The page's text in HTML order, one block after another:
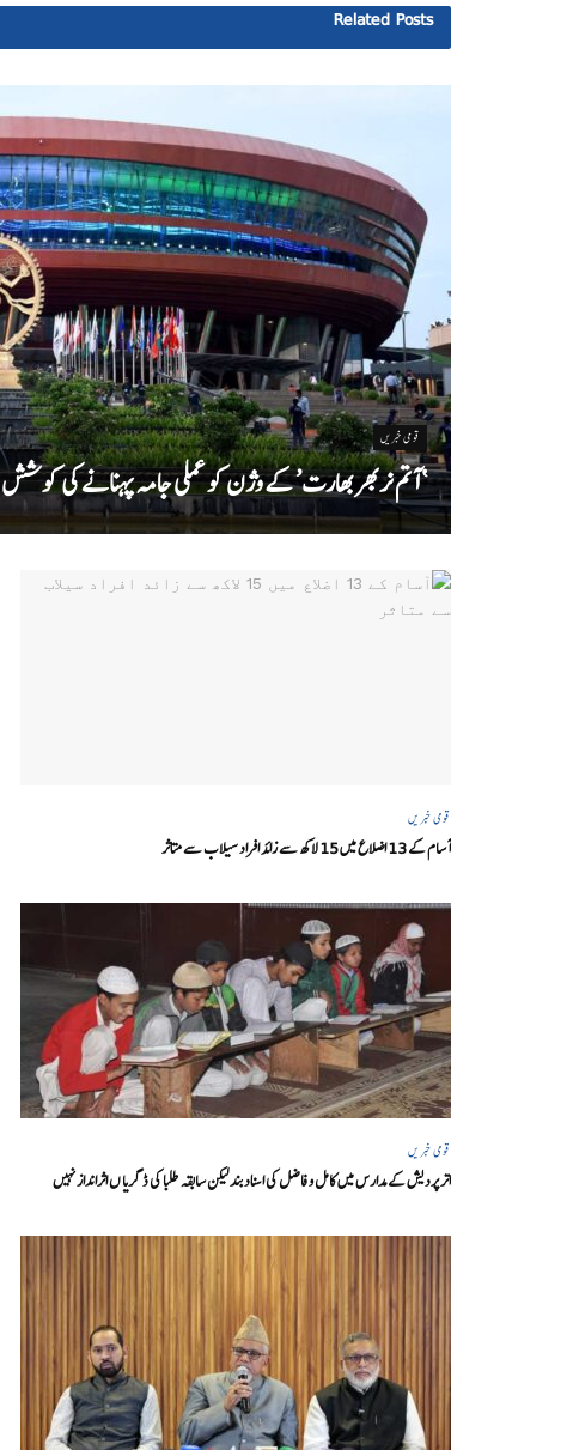
Related Posts
قومی خبریں
‘ آتم نربھر بھارت’ کے وژن کو عملی جامہ پہنانے کی کوشش
قومی خبریں
آسام کے 13 اضلاع میں 15 لاکھ سے زائد افراد سیلاب سے متاثر
قومی خبریں
اتر پردیش کےمدارس میں کامل و فاضل کی اسناد بند لیکن سابقہ طلبا کی ڈگریا ں اثرانداز نہیں